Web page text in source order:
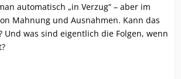
automatisch „in Verzug“ – aber im
Mahnung und Ausnahmen. Kann das
Und was sind eigentlich die Folgen, wenn